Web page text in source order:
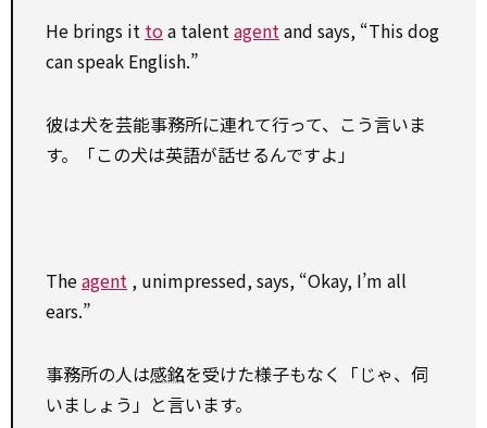
He brings it toa talentagentand says, “This dog
can speak English.”
彼は犬を芸能事務所に連れて行って、こう言いま
す。「この犬は英語が話せるんですよ」
Theagent , unimpressed, says, “Okay, I’m all
ears.”
事務所の人は感銘を受けた様子もなく「じゃ、伺
いましょう」と言います。